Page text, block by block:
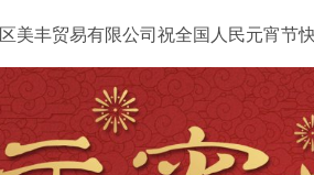
美丰贸易有限公司祝全国人民元宵节快